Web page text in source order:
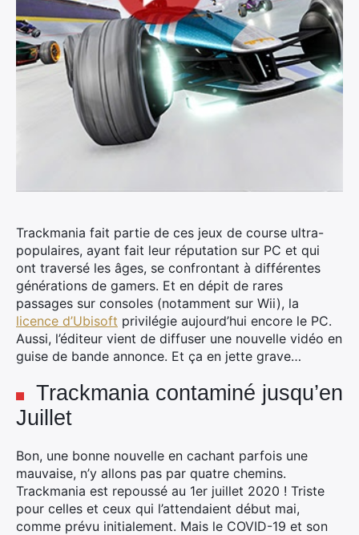
Trackmania fait partie de ces jeux de course ultra-
populaires, ayant fait leur réputation sur PC et qui
ont traversé les âges, se confrontant à différentes
générations de gamers. Et en dépit de rares
passages sur consoles (notamment sur Wii), la
licence d’Ubisoft privilégie aujourd’hui encore le PC.
Aussi, l’éditeur vient de diffuser une nouvelle vidéo en
guise de bande annonce. Et ça en jette grave…
Trackmania contaminé jusqu’en
Juillet
Bon, une bonne nouvelle en cachant parfois une
mauvaise, n’y allons pas par quatre chemins.
Trackmania est repoussé au 1er juillet 2020 ! Triste
pour celles et ceux qui l’attendaient début mai,
comme prévu initialement. Mais le COVID-19 et son